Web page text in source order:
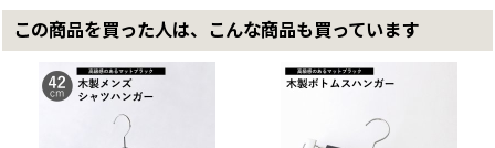
この商品を買った人は、こんな商品も買っています